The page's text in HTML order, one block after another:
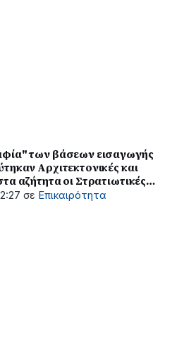
των βάσεων εισαγωγής
Αρχιτεκτονικές και
αζήτητα οι Στρατιωτικές
σε Επικαιρότητα